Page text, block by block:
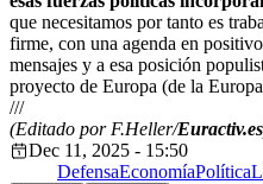
que necesitamos por tanto es
firme, con una agenda en
mensajes y a esa posición
proyecto de Europa (de la
///
(Editado por F.Heller/Euractiv.es
Dec 11, 2025 - 15:50
DefensaEconomíaPolítica